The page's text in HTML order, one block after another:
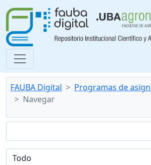
FAUBA Digital
Programas de
Navegar